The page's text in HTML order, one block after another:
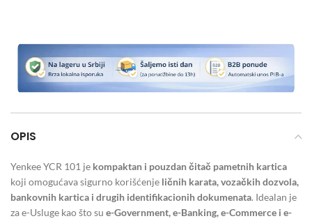
OPIS
Yenkee YCR 101 je kompaktan i pouzdan čitač pametnih kartica
koji omogućava sigurno korišćenje ličnih karata, vozačkih dozvola,
bankovnih kartica i drugih identifikacionih dokumenata. Idealan je
za e-Usluge kao što su e-Government, e-Banking, e-Commerce i e-